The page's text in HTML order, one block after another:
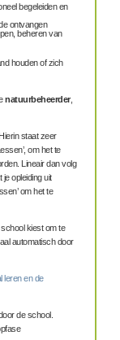
begeleiden en
ontvangen
beheren van
houden of zich
natuurbeheerder,
staat zeer
om het te
Lineair dan volg
opleiding uit
om het te
kiest om te
automatisch door
leren en de
de school.